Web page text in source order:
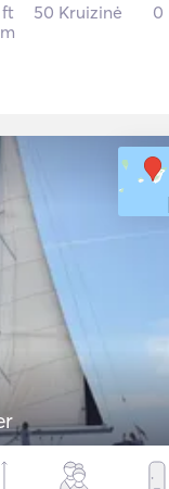
ft
50 Kruizinė 0